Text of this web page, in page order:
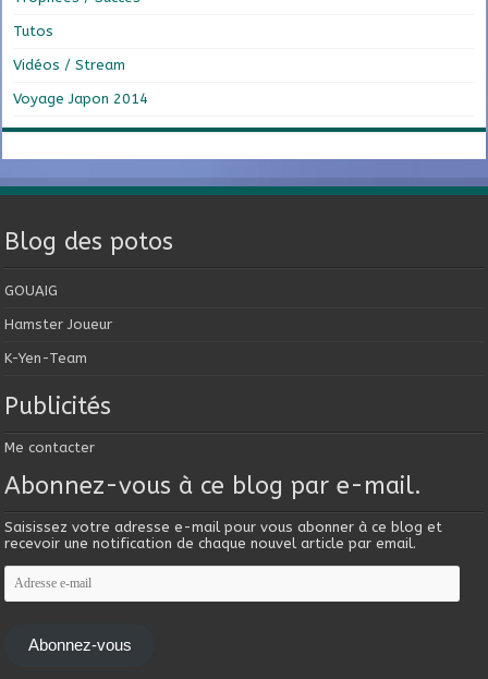
Tutos
Vidéos / Stream
Voyage Japon 2014
Blog des potos
GOUAIG
Hamster Joueur
K-Yen-Team
Publicités
Me contacter
Abonnez-vous à ce blog par e-mail.
Saisissez votre adresse e-mail pour vous abonner à ce blog et
recevoir une notification de chaque nouvel article par email.
Adresse
e-
mail
Abonnez-vous